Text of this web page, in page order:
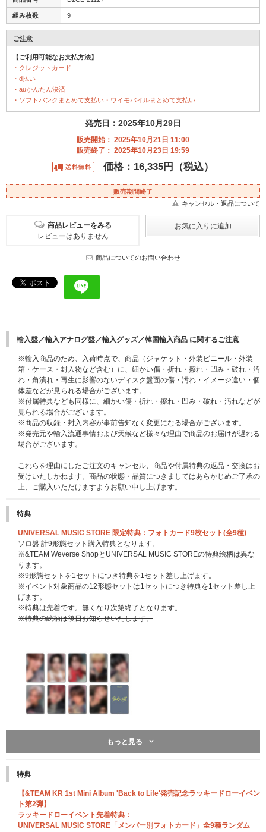
組み枚数 9
ご注意
【ご利用可能なお支払方法】
・クレジットカード
・d払い
・auかんたん決済
・ソフトバンクまとめて支払い・ワイモバイルまとめて支払い
発売日：2025年10月29日
販売開始： 2025年10月21日 11:00
販売終了： 2025年10月23日 19:59
価格：16,335円（税込）
販売期間終了
キャンセル・返品について
商品レビューをみる
レビューはありません
商品についてのお問い合わせ
輸入盤／輸入アナログ盤／輸入グッズ／韓国輸入商品 に関するご注意
※輸入商品のため、入荷時点で、商品（ジャケット・外装ビニール・外装
箱・ケース・封入物など含む）に、細かい傷・折れ・擦れ・凹み・破れ・汚
れ・角潰れ・再生に影響のないディスク盤面の傷・汚れ・イメージ違い・個
体差などが見られる場合がございます。
※付属特典なども同様に、細かい傷・折れ・擦れ・凹み・破れ・汚れなどが
見られる場合がございます。
※商品の収録・封入内容が事前告知なく変更になる場合がございます。
※発売元や輸入流通事情および天候など様々な理由で商品のお届けが遅れる
場合がございます。
これらを理由にしたご注文のキャンセル、商品や付属特典の返品・交換はお
受けいたしかねます。商品の状態・品質につきましてはあらかじめご了承の
上、ご購入いただけますようお願い申し上げます。
特典
UNIVERSAL MUSIC STORE 限定特典：フォトカード9枚セット(全9種)
ソロ盤 計9形態セット購入特典となります。
※&TEAM Weverse ShopとUNIVERSAL MUSIC STOREの特典絵柄は異な
ります。
※9形態セットを1セットにつき特典を1セット差し上げます。
※イベント対象商品の12形態セットは1セットにつき特典を1セット差し上
げます。
※特典は先着です。無くなり次第終了となります。
※特典の絵柄は後日お知らせいたします。
ソロ盤 計9形態セット購入特典となります。
ます。
※9形態セットを1セットにつき特典を1点差し上げます。
※イベント対象商品の12形態セットは1セットにつき1点差し上げます。
※特典は先着です。無くなり次第終了となります。
もっと見る
特典
【&TEAM KR 1st Mini Album 'Back to Life'発売記念ラッキードローイベン
ト第2弾】
ラッキードローイベント先着特典：
UNIVERSAL MUSIC STORE「メンバー別フォトカード」全9種ランダム